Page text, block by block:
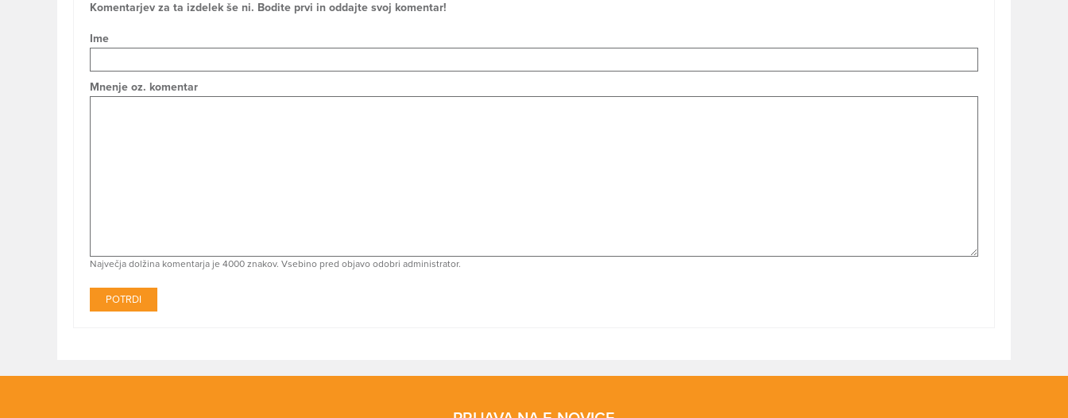
Komentarjev za ta izdelek še ni. Bodite prvi in oddajte svoj komentar!
Ime
Mnenje oz. komentar
Največja dolžina komentarja je 4000 znakov. Vsebino pred objavo odobri administrator.
POTRDI